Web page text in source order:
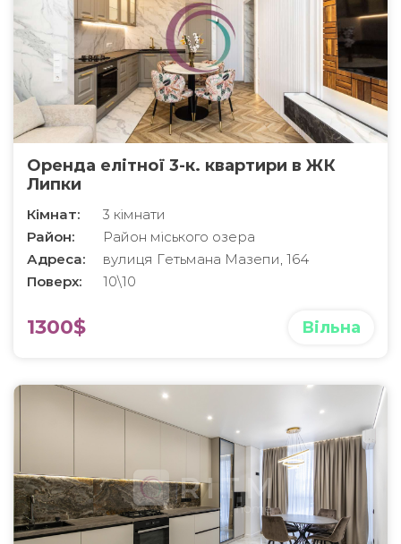
Оренда елітної 3-к. квартири в ЖК
Липки
Кімнат:
3 кімнати
Район:
Район міського озера
Адреса:
вулиця Гетьмана Мазепи, 164
Поверх:
10\10
1300$ Вільна